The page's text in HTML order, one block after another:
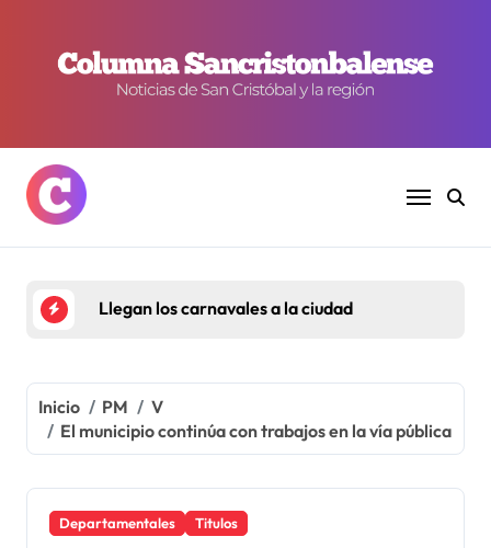
contenido
Llegan los carnavales a la ciudad
Inicio PM
V
El municipio continúa con trabajos en la vía pública
Departamentales Titulos